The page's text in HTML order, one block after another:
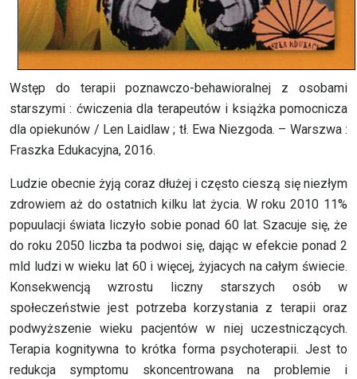
Wstęp do terapii poznawczo-behawioralnej z osobami
starszymi : ćwiczenia dla terapeutów i książka pomocnicza
dla opiekunów / Len Laidlaw ; tł. Ewa Niezgoda. – Warszwa :
Fraszka Edukacyjna, 2016.
Ludzie obecnie żyją coraz dłużej i często cieszą się niezłym
zdrowiem aż do ostatnich kilku lat życia. W roku 2010 11%
popuulacji świata liczyło sobie ponad 60 lat. Szacuje się, że
do roku 2050 liczba ta podwoi się, dając w efekcie ponad 2
mld ludzi w wieku lat 60 i więcej, żyjacych na całym świecie.
Konsekwencją wzrostu liczny starszych osób w
społeczeństwie jest potrzeba korzystania z terapii oraz
podwyższenie wieku pacjentów w niej uczestniczących.
Terapia kognitywna to krótka forma psychoterapii. Jest to
redukcja symptomu skoncentrowana na problemie i